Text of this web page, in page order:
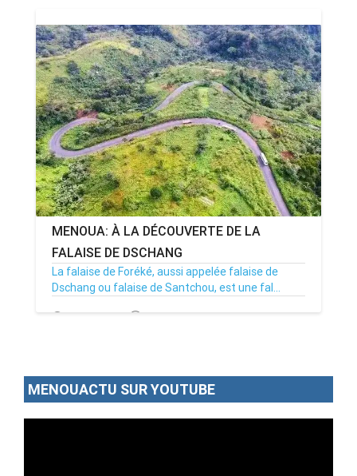
MENOUA: À LA DÉCOUVERTE DE LA
FALAISE DE DSCHANG
La falaise de Foréké, aussi appelée falaise de
Dschang ou falaise de Santchou, est une fal...
05/09/24 Par MenouActu 0
MENOUACTU SUR YOUTUBE